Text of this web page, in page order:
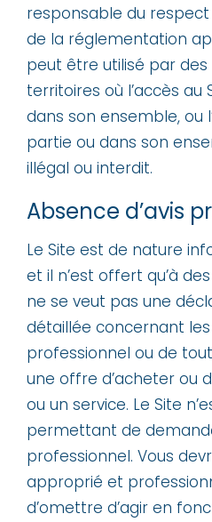
responsable du
de la réglementation
peut être utilisé par
territoires où l’accès au
dans son ensemble, ou
partie ou dans son
illégal ou interdit.
Absence d’avis
Le Site est de nature
et il n’est offert qu’à
ne se veut pas une
détaillée concernant
professionnel ou de
une offre d’acheter ou
ou un service. Le Site
permettant de
professionnel. Vous
approprié et
d’omettre d’agir en